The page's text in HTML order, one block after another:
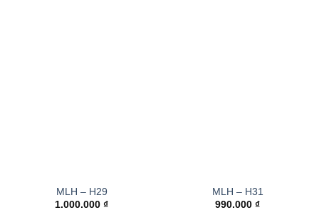
MLH – H29
1.000.000 ₫
MLH – H31
990.000 ₫